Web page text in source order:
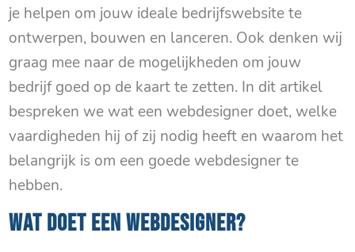
je helpen om jouw ideale bedrijfswebsite te
ontwerpen, bouwen en lanceren. Ook denken wij
graag mee naar de mogelijkheden om jouw
bedrijf goed op de kaart te zetten. In dit artikel
bespreken we wat een webdesigner doet, welke
vaardigheden hij of zij nodig heeft en waarom het
belangrijk is om een goede webdesigner te
hebben.
WAT DOET EEN WEBDESIGNER?